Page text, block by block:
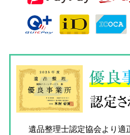
優良
認定さ
遺品整理士認定協会より適